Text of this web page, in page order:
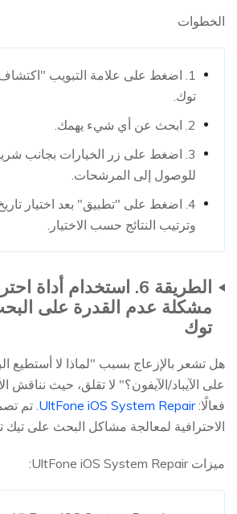
الخطوات
1. اضغط على علامة التبويب
توك.
2. ابحث عن أي شيء يهمك.
3. اضغط على زر الخيارات بجانب
للوصول إلى المرشحات.
4. اضغط على "تطبيق" بعد اختيار
وترتيب النتائج حسب الاختيار.
الطريقة 6. استخدام أداة
مشكلة عدم القدرة على
توك
هل تشعر بالإزعاج بسبب "لماذا لا أستطيع
على الآيباد/الآيفون؟" لا تقلق، حيث نناقش
فعالًا:UltFone iOS System Repair. تم
الاحترافية لمعالجة مشاكل البحث على تيك
ميزات UltFone iOS System Repair: